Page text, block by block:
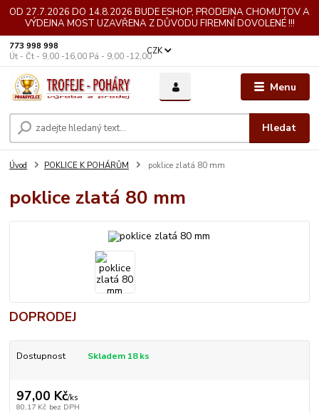
OD 27.7.2026 DO 14.8.2026 BUDE ESHOP, PRODEJNA CHOMUTOV A
VÝDEJNA MOST UZAVŘENA Z DŮVODU FIREMNÍ DOVOLENÉ !!!
Menu
CZK
Hledat
773 998 998
Út - Čt - 9,00 -16,00 Pá - 9,00 -12,00
Úvod POKLICE K POHÁRŮM poklice zlatá 80 mm
poklice zlatá 80 mm
DOPRODEJ
Dostupnost Skladem 18 ks
97,00 Kč/ks
80,17 Kč bez DPH